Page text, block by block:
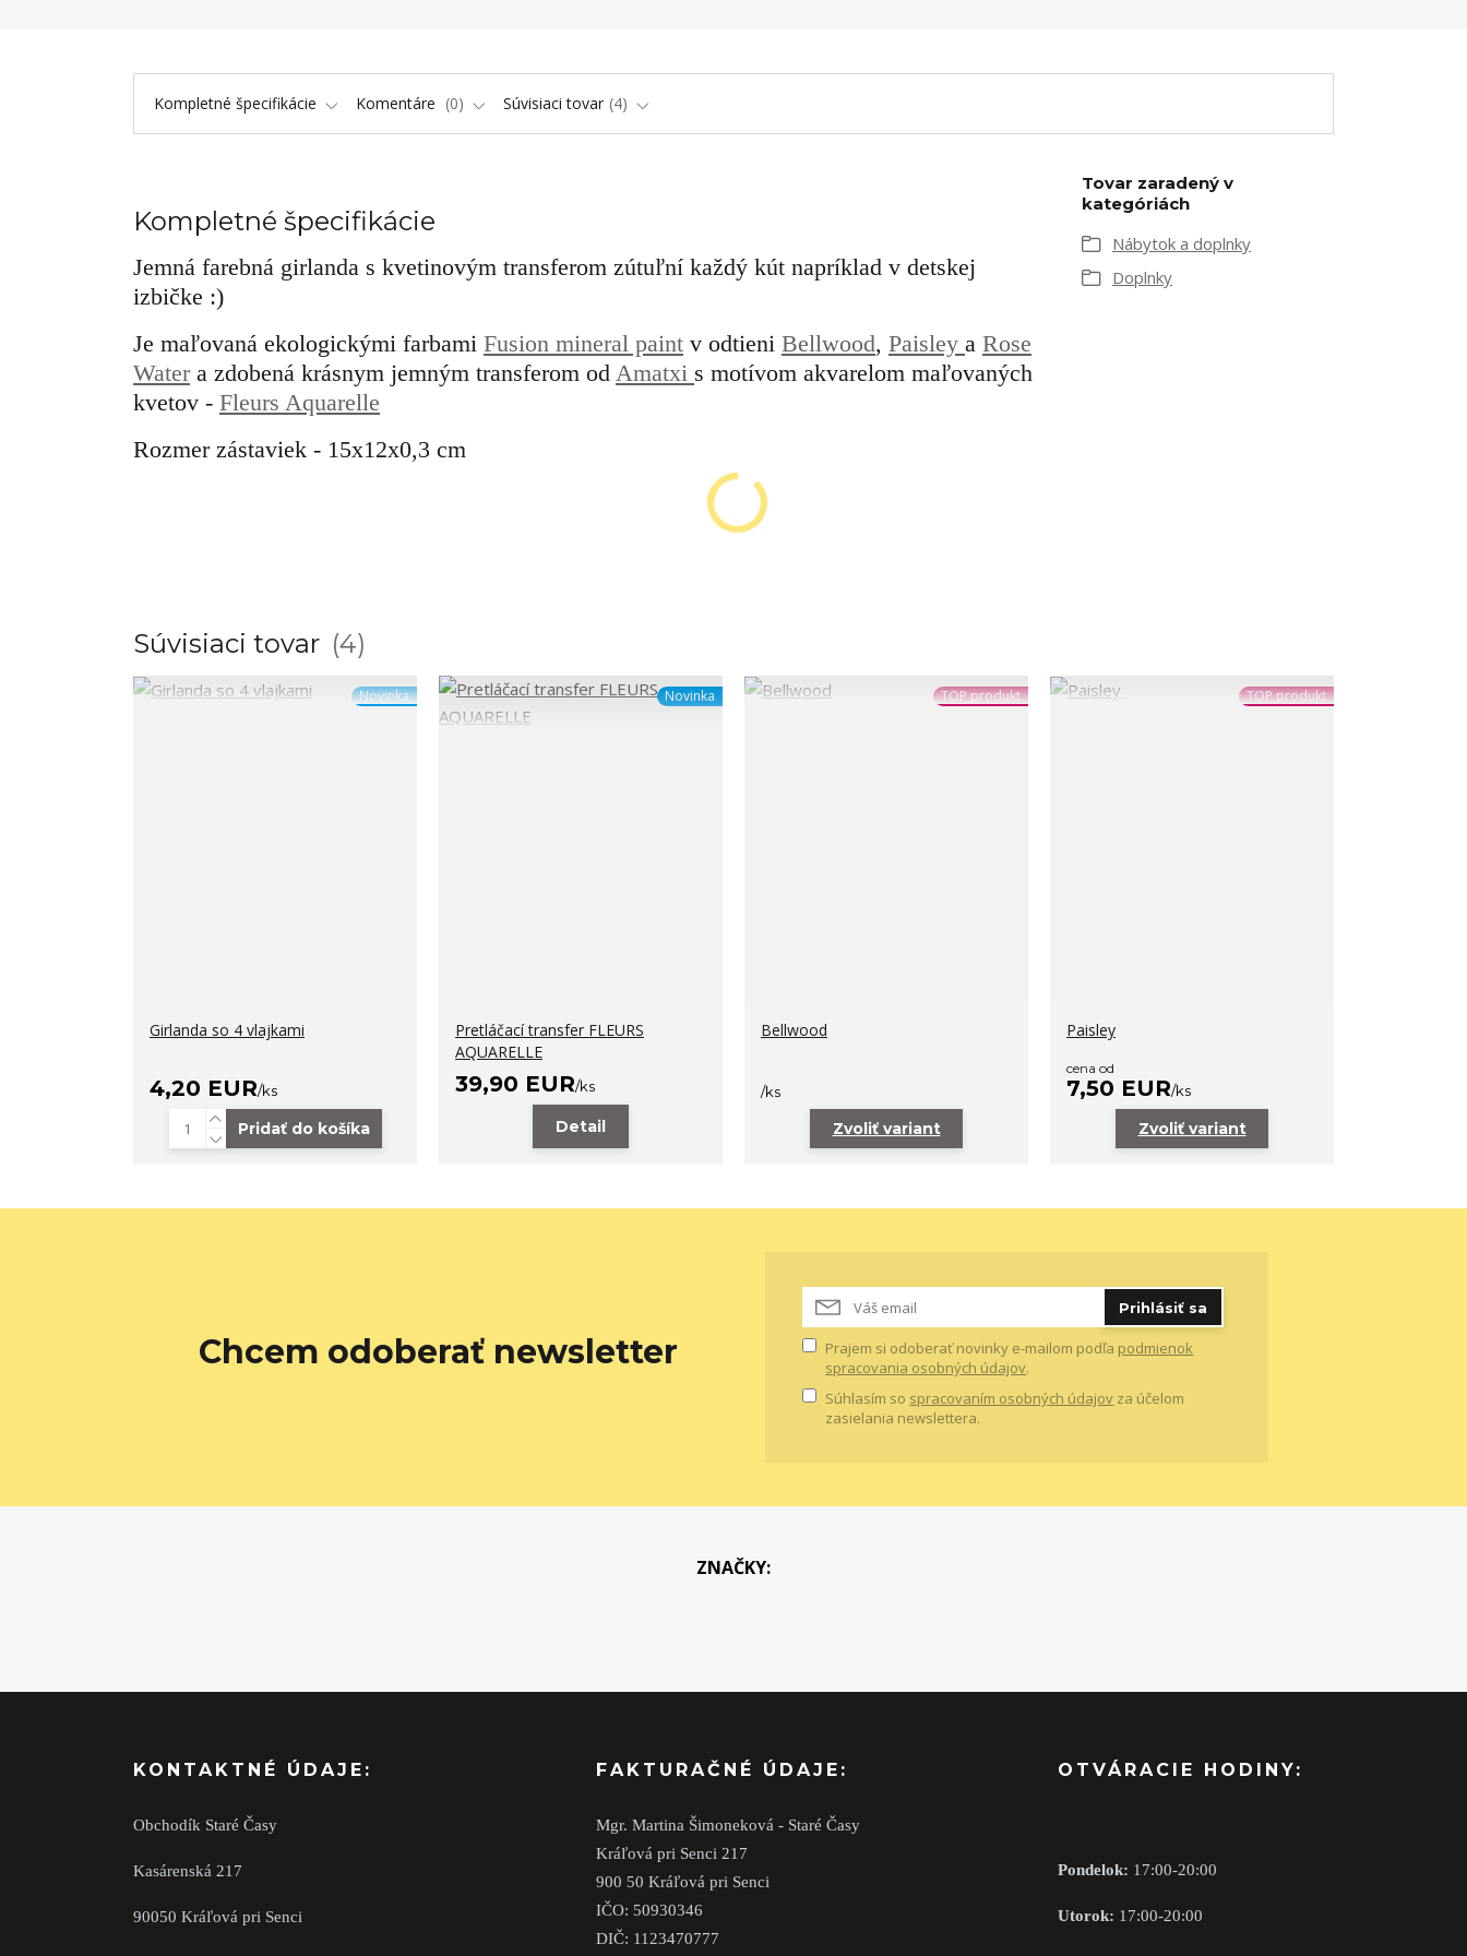
Kompletné špecifikácie Komentáre 0 Súvisiaci tovar 4
Kompletné špecifikácie
Jemná farebná girlanda s kvetinovým transferom zútuľní každý kút napríklad v detskej
izbičke :)
Je maľovaná ekologickými farbami Fusion mineral paint v odtieni Bellwood, Paisley a Rose
Water a zdobená krásnym jemným transferom od Amatxi s motívom akvarelom maľovaných
kvetov - Fleurs Aquarelle
Rozmer zástaviek - 15x12x0,3 cm
Tovar zaradený v
kategóriách
Nábytok a doplnky
Doplnky
Súvisiaci tovar 4
Novinka
Girlanda so 4 vlajkami
4,20 EUR/ks
Pridať do košíka
Novinka
Pretláčací transfer FLEURS
AQUARELLE
39,90 EUR/ks
Detail
TOP produkt
Bellwood
/ks
Zvoliť variant
TOP produkt
Paisley
cena od
7,50 EUR/ks
Zvoliť variant
Chcem odoberať newsletter
Prihlásiť sa
Prajem si odoberať novinky e-mailom podľa podmienok
spracovania osobných údajov.
Súhlasím so spracovaním osobných údajov za účelom
zasielania newslettera.
ZNAČKY:
KONTAKTNÉ ÚDAJE:
Obchodík Staré Časy
Kasárenská 217
90050 Kráľová pri Senci
FAKTURAČNÉ ÚDAJE:
Mgr. Martina Šimoneková - Staré Časy
Kráľová pri Senci 217
900 50 Kráľová pri Senci
IČO: 50930346
DIČ: 1123470777
OTVÁRACIE HODINY:
Pondelok: 17:00-20:00
Utorok: 17:00-20:00